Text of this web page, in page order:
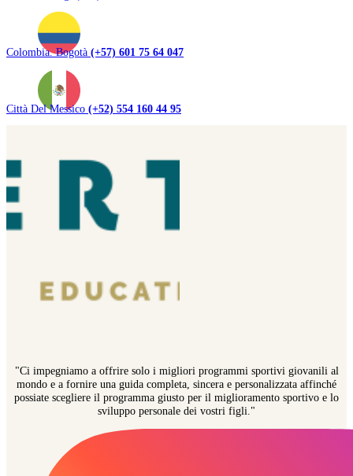
Colombia. Bogotà (+57) 601 75 64 047
Città Del Messico (+52) 554 160 44 95
"Ci impegniamo a offrire solo i migliori programmi sportivi giovanili al
mondo e a fornire una guida completa, sincera e personalizzata affinché
possiate scegliere il programma giusto per il miglioramento sportivo e lo
sviluppo personale dei vostri figli."